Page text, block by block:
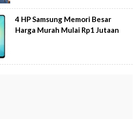
4 HP Samsung Memori Besar
Harga Murah Mulai Rp1 Jutaan